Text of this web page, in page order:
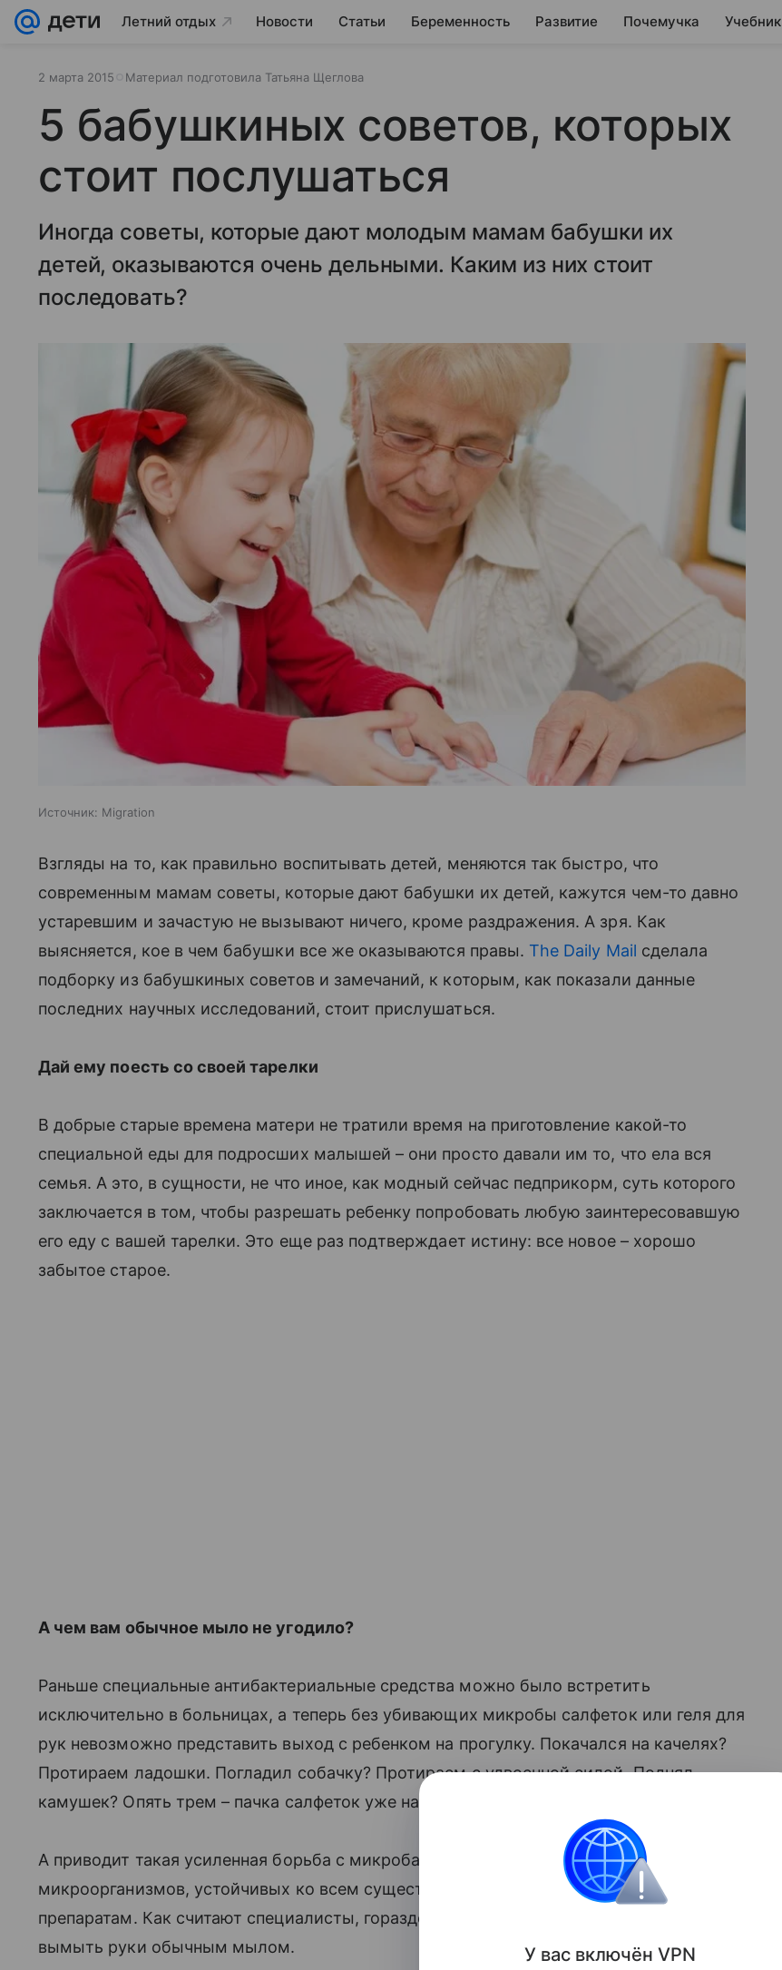
Летний отдых Новости Статьи Беременность Развитие Почемучка Учебник
2 марта 2015 Материал подготовила Татьяна Щеглова
5 бабушкиных советов, которых
стоит послушаться
Иногда советы, которые дают молодым мамам бабушки их
детей, оказываются очень дельными. Каким из них стоит
последовать?
Источник: Migration
Взгляды на то, как правильно воспитывать детей, меняются так быстро, что
современным мамам советы, которые дают бабушки их детей, кажутся чем-то давно
устаревшим и зачастую не вызывают ничего, кроме раздражения. А зря. Как
выясняется, кое в чем бабушки все же оказываются правы. The Daily Mail сделала
подборку из бабушкиных советов и замечаний, к которым, как показали данные
последних научных исследований, стоит прислушаться.
Дай ему поесть со своей тарелки
В добрые старые времена матери не тратили время на приготовление какой-то
специальной еды для подросших малышей – они просто давали им то, что ела вся
семья. А это, в сущности, не что иное, как модный сейчас педприкорм, суть которого
заключается в том, чтобы разрешать ребенку попробовать любую заинтересовавшую
его еду с вашей тарелки. Это еще раз подтверждает истину: все новое – хорошо
забытое старое.
А чем вам обычное мыло не угодило?
Раньше специальные антибактериальные средства можно было встретить
исключительно в больницах, а теперь без убивающих микробы салфеток или геля для
рук невозможно представить выход с ребенком на прогулку. Покачался на качелях?
Протираем ладошки. Погладил собачку? Протираем с удвоенной силой. Поднял
камушек? Опять трем – пачка салфеток уже на исходе.
А приводит такая усиленная борьба с микробами только к появлению новых
микроорганизмов, устойчивых ко всем существующим антибактериальным
препаратам. Как считают специалисты, гораздо эффективнее и безопаснее просто
вымыть руки обычным мылом.
У вас включён VPN